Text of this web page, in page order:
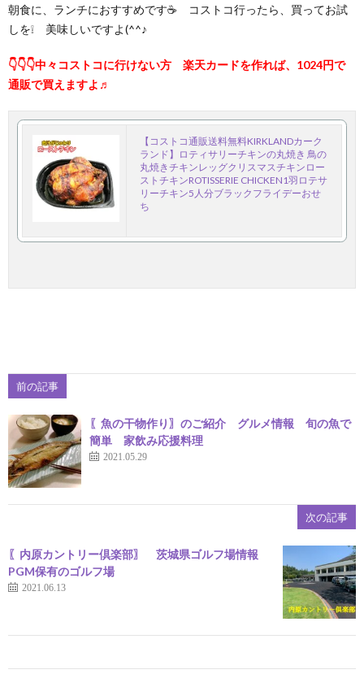
朝食に、ランチにおすすめです☕ コストコ行ったら、買ってお試
しを❕ 美味しいですよ(^^♪
👇👇👇中々コストコに行けない方 楽天カードを作れば、1024円で
通販で買えますよ♬
【コストコ通販送料無料KIRKLANDカーク
ランド】ロティサリーチキンの丸焼き 鳥の
丸焼きチキンレッグクリスマスチキンロー
ストチキンROTISSERIE CHICKEN1羽ロテサ
リーチキン5人分ブラックフライデーおせ
ち
前の記事
〖魚の干物作り〗のご紹介 グルメ情報 旬の魚で
簡単 家飲み応援料理
2021.05.29
次の記事
〖内原カントリー倶楽部〗 茨城県ゴルフ場情報
PGM保有のゴルフ場
2021.06.13